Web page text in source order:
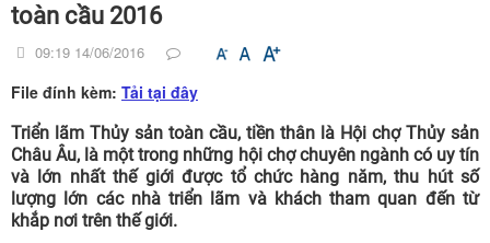
toàn cầu 2016
09:19 14/06/2016
File đính kèm: Tải tại đây
Triển lãm Thủy sản toàn cầu, tiền thân là Hội chợ Thủy sản
Châu Âu, là một trong những hội chợ chuyên ngành có uy tín
và lớn nhất thế giới được tổ chức hàng năm, thu hút số
lượng lớn các nhà triển lãm và khách tham quan đến từ
khắp nơi trên thế giới.